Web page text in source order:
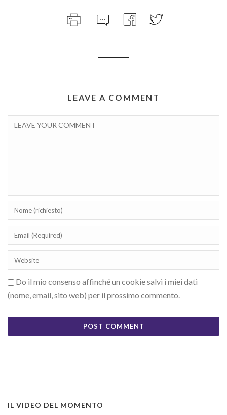
LEAVE A COMMENT
Do il mio consenso affinché un cookie salvi i miei dati
(nome, email, sito web) per il prossimo commento.
IL VIDEO DEL MOMENTO